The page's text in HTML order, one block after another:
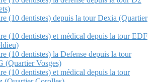
(10 dentistes) depuis la tour Dexia (Quartier
(10 dentistes) et médical depuis la tour EDF
(10 dentistes) la Defense depuis la tour
(Quartier Vosges)
(10 dentistes) et médical depuis la tour